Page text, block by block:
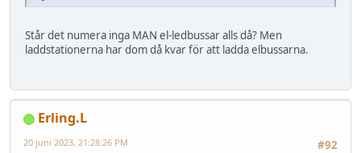
Står det numera inga MAN el-ledbussar alls då? Men
laddstationerna har dom då kvar för att ladda elbussarna.
Erling.L
#92
20 juni 2023, 21:28:26 PM